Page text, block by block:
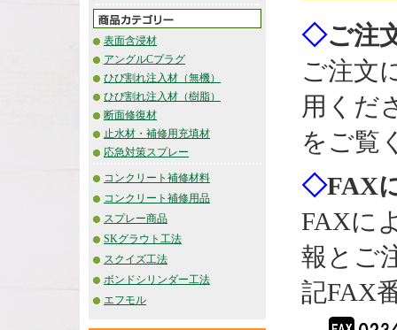
表面含浸材
アングルCプラグ
ひび割れ注入材（無機）
ひび割れ注入材（樹脂）
断面修復材
止水材・補修用充填材
応急対策スプレー
コンクリート補修材料
コンクリート補修用品
スプレー商品
SKグラウト工法
スクイズ工法
ボンドシリンダー工法
エフモル
◇ご注
ご注文
用くだ
をご覧
◇FAX
FAXに
報とご
記FAX